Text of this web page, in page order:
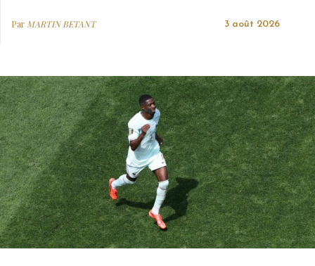
ParMARTIN BETANT 3 août 2026